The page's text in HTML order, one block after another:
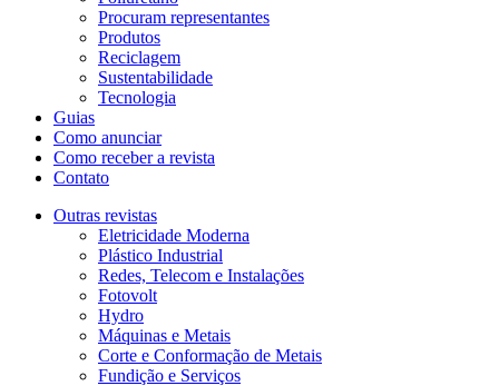
Procuram representantes
Produtos
Reciclagem
Sustentabilidade
Tecnologia
Guias
Como anunciar
Como receber a revista
Contato
Outras revistas
Eletricidade Moderna
Plástico Industrial
Redes, Telecom e Instalações
Fotovolt
Hydro
Máquinas e Metais
Corte e Conformação de Metais
Fundição e Serviços